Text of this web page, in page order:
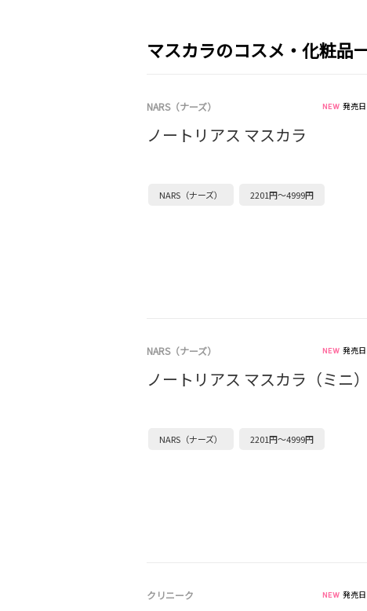
マスカラのコスメ・化粧品
NARS（ナーズ） 発売
ノートリアス マスカラ
NARS（ナーズ） 2201円～4999円
NARS（ナーズ） 発売
ノートリアス マスカラ（ミニ）
NARS（ナーズ） 2201円～4999円
クリニーク 発売